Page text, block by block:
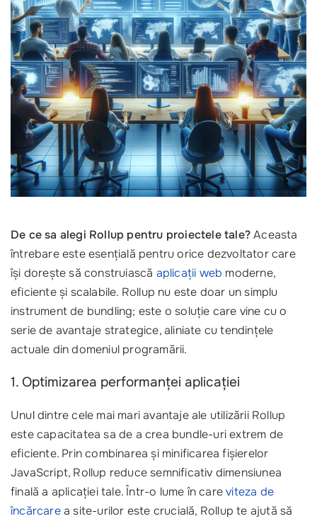
De ce sa alegi Rollup pentru proiectele tale?Aceasta
întrebare este esențială pentru orice dezvoltator care
își dorește să construiască aplicații web moderne,
eficiente și scalabile. Rollup nu este doar un simplu
instrument de bundling; este o soluție care vine cu o
serie de avantaje strategice, aliniate cu tendințele
actuale din domeniul programării.
1. Optimizarea performanței aplicației
Unul dintre cele mai mari avantaje ale utilizării Rollup
este capacitatea sa de a crea bundle-uri extrem de
eficiente. Prin combinarea și minificarea fișierelor
JavaScript, Rollup reduce semnificativ dimensiunea
finală a aplicației tale. Într-o lume în careviteza de
încărcarea site-urilor este crucială, Rollup te ajută să